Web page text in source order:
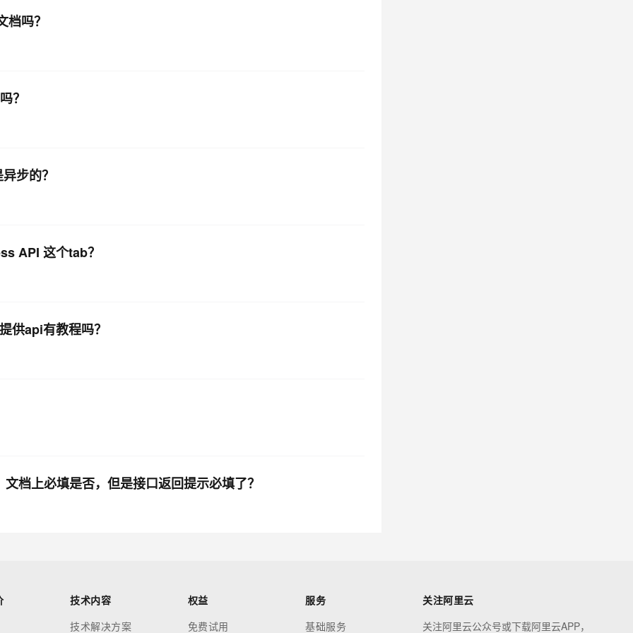
吗？
？
步的？
API 这个tab？
供api有教程吗？
档上必填是否，但是接口返回提示必填了？
技术内容
技术解决方案
权益
免费试用
服务
基础服务
关注阿里云
关注阿里云公众号或下载阿里云APP，